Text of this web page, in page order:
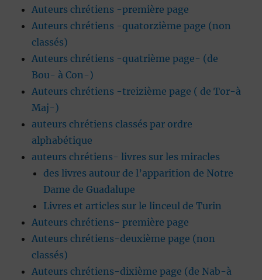
Auteurs chrétiens -première page
Auteurs chrétiens -quatorzième page (non
classés)
Auteurs chrétiens -quatrième page- (de
Bou- à Con-)
Auteurs chrétiens -treizième page ( de Tor-à
Maj-)
auteurs chrétiens classés par ordre
alphabétique
auteurs chrétiens- livres sur les miracles
des livres autour de l’apparition de Notre
Dame de Guadalupe
Livres et articles sur le linceul de Turin
Auteurs chrétiens- première page
Auteurs chrétiens-deuxième page (non
classés)
Auteurs chrétiens-dixième page (de Nab-à